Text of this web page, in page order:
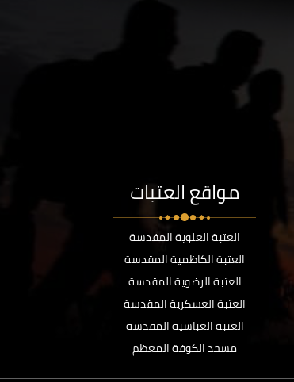
مواقع العتبات
العتبة العلوية المقدسة
العتبة الكاظمية المقدسة
العتبة الرضوية المقدسة
العتبة العسكرية المقدسة
العتبة العباسية المقدسة
مسجد الكوفة المعظم